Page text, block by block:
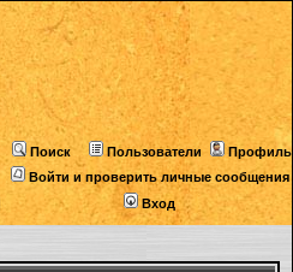
Поиск Пользователи
Профиль
Войти и проверить личные сообщения
Вход